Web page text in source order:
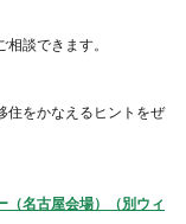
談できます。
住をかなえるヒントをぜ
（名古屋会場）（別ウィ